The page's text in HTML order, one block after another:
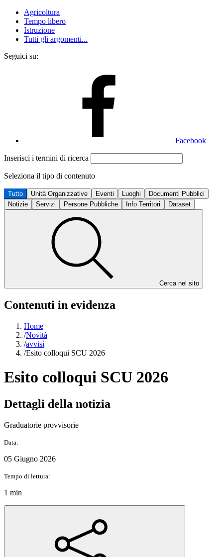
Agricoltura
Tempo libero
Istruzione
Tutti gli argomenti...
Seguici su:
Facebook
Inserisci i termini di ricerca
Seleziona il tipo di contenuto
Tutto Unità Organizzative Eventi Luoghi
Documenti Pubblici
Notizie
Servizi Persone Pubbliche Info Territori Dataset
Cerca nel sito
Contenuti in evidenza
Home
/Novità
/avvisi
/Esito colloqui SCU 2026
Esito colloqui SCU 2026
Dettagli della notizia
Graduatorie provvisorie
Data:
05 Giugno 2026
Tempo di lettura:
1 min